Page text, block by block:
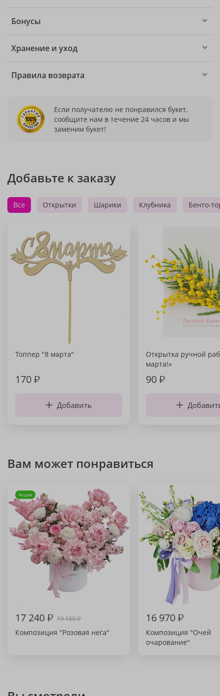
Бонусы
Хранение и уход
Правила возврата
Если получателю не понравился букет,
сообщите нам в течение 24 часов и мы
заменим букет!
Добавьте к заказу
Все Открытки Шарики Клубника Бенто-
Топпер "8 марта"
170₽
Добавить
Открытка ручной
марта!»
90₽
Вам может понравиться
Акция
17 240₽ 19 160₽
Композиция "Розовая нега"
16 970₽
Композиция "Очей
очарование"